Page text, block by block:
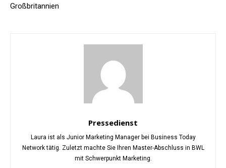
Großbritannien
Pressedienst
Laura ist als Junior Marketing Manager bei Business Today
Network tätig. Zuletzt machte Sie Ihren Master-Abschluss in BWL
mit Schwerpunkt Marketing.